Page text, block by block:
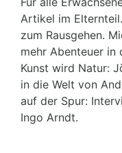
Artikel im
zum Rausgehen.
mehr Abenteuer in
Kunst wird Natur:
in die Welt von
auf der Spur:
Ingo Arndt.